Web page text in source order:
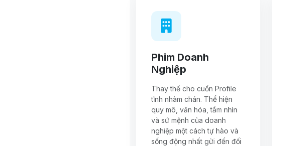
Phim Doanh
Nghiệp
Thay thế cho cuốn Profile
tĩnh nhàm chán. Thể hiện
quy mô, văn hóa, tầm nhìn
và sứ mệnh của doanh
nghiệp một cách tự hào và
sống động nhất gửi đến đối